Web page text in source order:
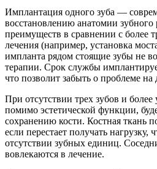
Имплантация одного зуба —
восстановлению анатомии зубного
преимуществ в сравнении с более
лечения (например, установка
импланта рядом стоящие зубы не
терапии. Срок службы
что позволит забыть о проблеме
При отсутствии трех зубов и более
помимо эстетической функции,
сохранению кости. Костная ткань
если перестает получать нагрузку,
отсутствии зубных единиц.
вовлекаются в лечение.